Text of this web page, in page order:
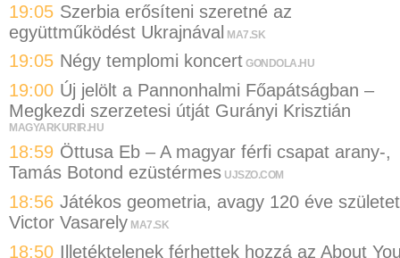
19:05 Szerbia erősíteni szeretné az
együttműködést Ukrajnával MA7.SK
19:05 Négy templomi koncert GONDOLA.HU
19:00 Új jelölt a Pannonhalmi Főapátságban –
Megkezdi szerzetesi útját Gurányi Krisztián
MAGYARKURIR.HU
18:59 Öttusa Eb – A magyar férfi csapat arany-,
Tamás Botond ezüstérmes UJSZO.COM
18:56 Játékos geometria, avagy 120 éve
Victor Vasarely MA7.SK
18:50 Illetéktelenek férhettek hozzá az About